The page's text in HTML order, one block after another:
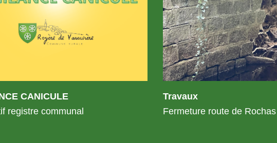
CANICULE
registre communal
Travaux
Fermeture route de Rochas